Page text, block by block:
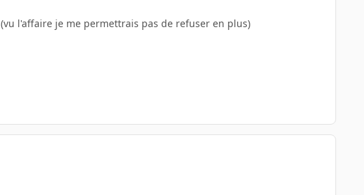
(vu l'affaire je me permettrais pas de refuser en plus)